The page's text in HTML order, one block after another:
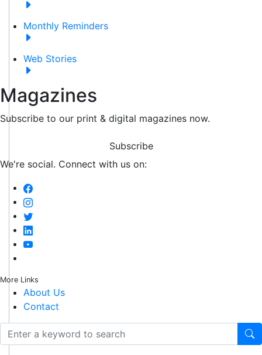
Monthly Reminders
Web Stories
Magazines
Subscribe to our print & digital magazines now.
Subscribe
We're social. Connect with us on:
More Links
About Us
Contact